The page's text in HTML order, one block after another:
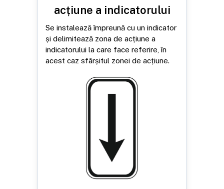
acțiune a indicatorului
Se instalează împreună cu un indicator
și delimitează zona de acțiune a
indicatorului la care face referire, în
acest caz sfârșitul zonei de acțiune.